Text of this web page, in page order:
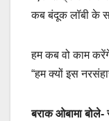
कब बंदूक लॉबी के
हम कब वो काम
“हम क्यों इस
बराक ओबामा